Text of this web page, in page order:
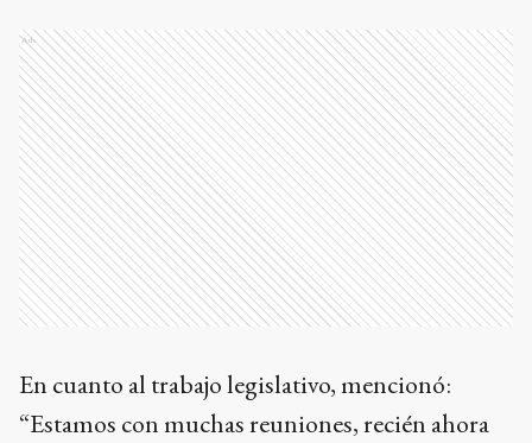
Ads
En cuanto al trabajo legislativo, mencionó:
“Estamos con muchas reuniones, recién ahora